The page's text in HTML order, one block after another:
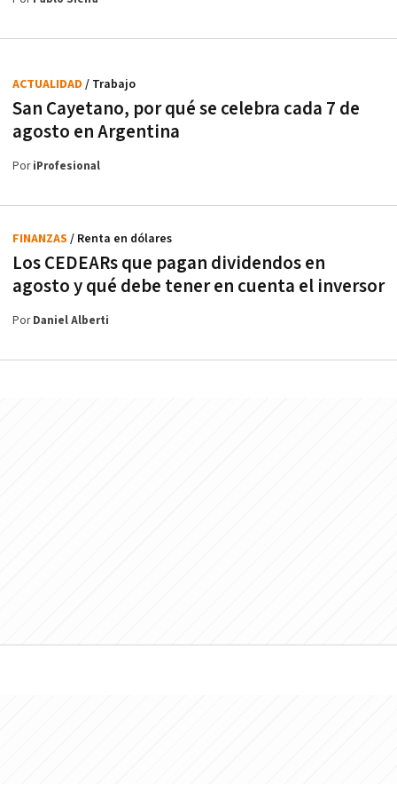
San Cayetano, por qué se celebra cada 7 de
agosto en Argentina
ACTUALIDAD / Trabajo
PoriProfesional
Los CEDEARs que pagan dividendos en
agosto y qué debe tener en cuenta el inversor
FINANZAS / Renta en dólares
PorDaniel Alberti